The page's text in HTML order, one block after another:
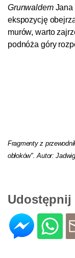
GrunwaldemJana
ekspozycję
murów, warto
podnóża góry
Fragmenty z
obłoków". Autor:
Udostępnij